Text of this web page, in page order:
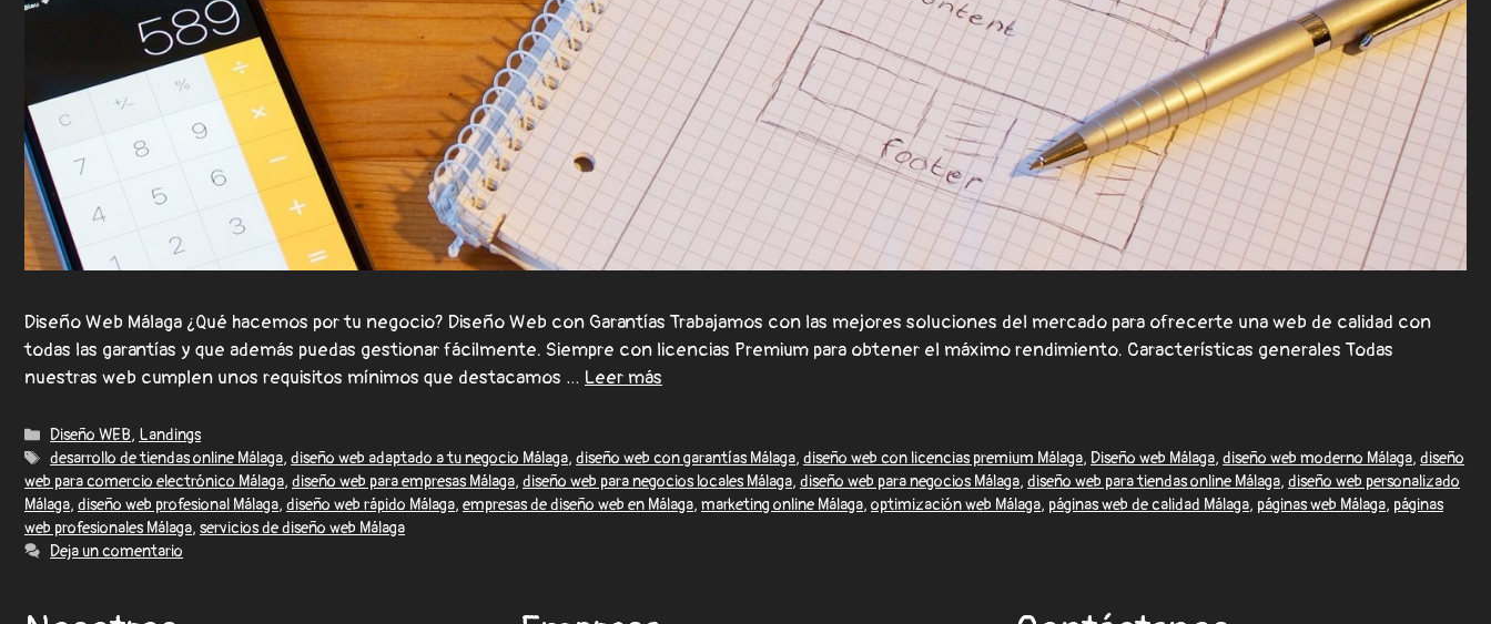
Diseño Web Málaga ¿Qué hacemos por tu negocio? Diseño Web con Garantías Trabajamos con las mejores soluciones del mercado para ofrecerte una web de calidad con
todas las garantías y que además puedas gestionar fácilmente. Siempre con licencias Premium para obtener el máximo rendimiento. Características generales Todas
nuestras web cumplen unos requisitos mínimos que destacamos … Leer más
Diseño WEB, Landings
desarrollo de tiendas online Málaga,diseño web adaptado a tu negocio Málaga,diseño web con garantías Málaga,diseño web con licencias premium Málaga, Diseño web Málaga,diseño web moderno Málaga,diseño
web para comercio electrónico Málaga, diseño web para empresas Málaga, diseño web para negocios locales Málaga, diseño web para negocios Málaga, diseño web para tiendas online Málaga, diseño web personalizado
Málaga, diseño web profesional Málaga, diseño web rápido Málaga, empresas de diseño web en Málaga, marketing online Málaga, optimización web Málaga, páginas web de calidad Málaga, páginas web Málaga, páginas
web profesionales Málaga, servicios de diseño web Málaga
Deja un comentario